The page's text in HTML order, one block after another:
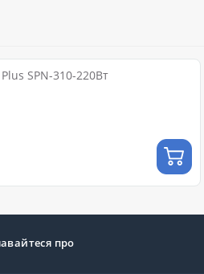
SPN-310-220Вт
про